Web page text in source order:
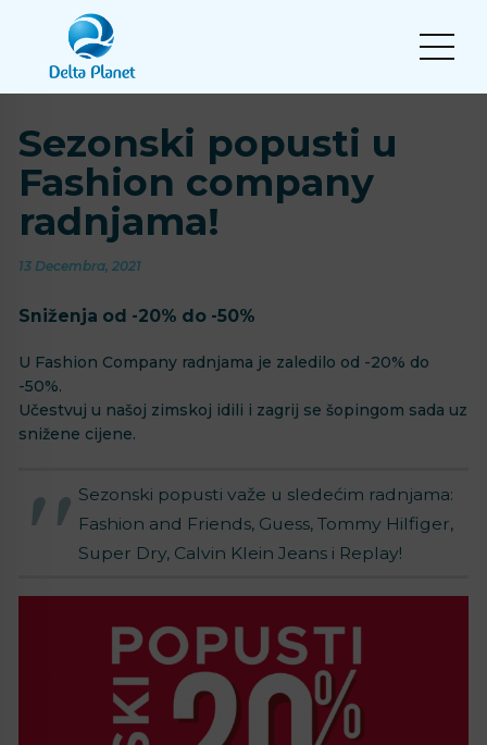
Sezonski popusti u
Fashion company
radnjama!
13 Decembra, 2021
Sniženja od -20% do -50%
U Fashion Company radnjama je zaledilo od -20% do
-50%.
Učestvuj u našoj zimskoj idili i zagrij se šopingom sada uz
snižene cijene.
Sezonski popusti važe u sledećim radnjama:
Fashion and Friends, Guess, Tommy Hilfiger,
Super Dry, Calvin Klein Jeans i Replay!